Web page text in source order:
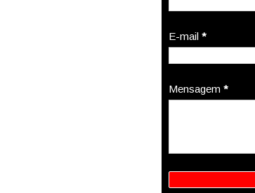
E-mail *
Mensagem *